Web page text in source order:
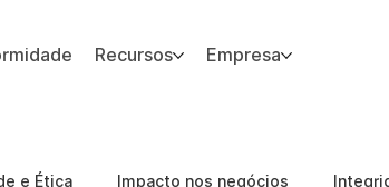
Recursos Empresa
e Ética Impacto nos negócios